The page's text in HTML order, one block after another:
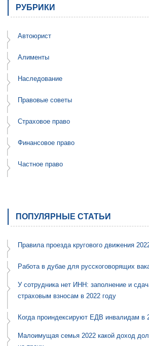
РУБРИКИ
Автоюрист
Алименты
Наследование
Правовые советы
Страховое право
Финансовое право
Частное право
ПОПУЛЯРНЫЕ СТАТЬИ
Правила проезда кругового движения
Работа в дубае для русскоговорящих
У сотрудника нет ИНН: заполнение и
страховым взносам в 2022 году
Когда проиндексируют ЕДВ инвалидам в
Малоимущая семья 2022 какой доход